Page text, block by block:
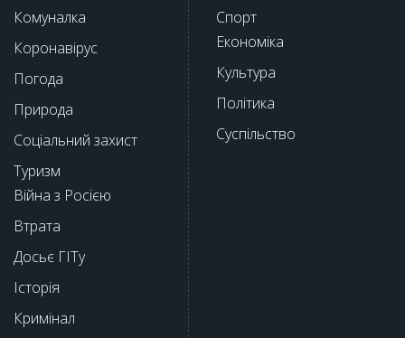
Комуналка
Коронавірус
Погода
Природа
Соціальний захист
Туризм
Війна з Росією
Втрата
Досьє ГІТу
Історія
Кримінал
Спорт
Економіка
Культура
Політика
Суспільство